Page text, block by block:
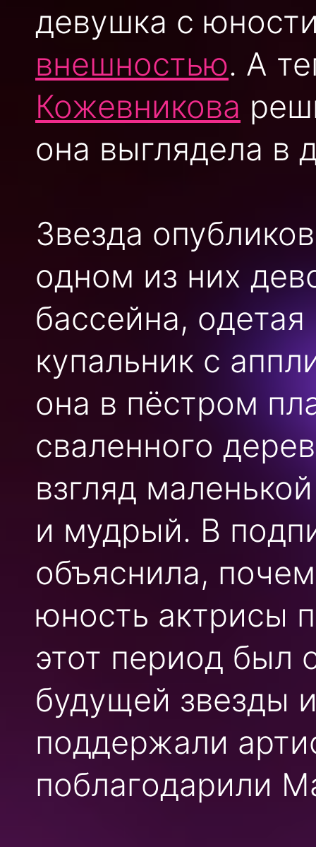
девушка с
внешностью. А
Кожевникова
она выглядела в
Звезда
одном из них
бассейна,
купальник с
она в пёстром
сваленного
взгляд
и мудрый. В
объяснила,
юность актрисы
этот период был
будущей звезды
поддержали
поблагодарили